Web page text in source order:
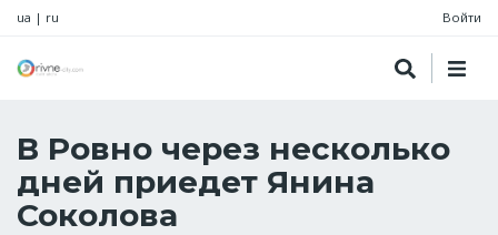
ua | ru Войти
В Ровно через несколько
дней приедет Янина
Соколова